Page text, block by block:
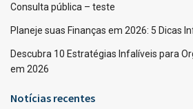
Consulta pública – teste
Planeje suas Finanças em 2026: 5 Dicas
Descubra 10 Estratégias Infalíveis para
em 2026
Notícias recentes